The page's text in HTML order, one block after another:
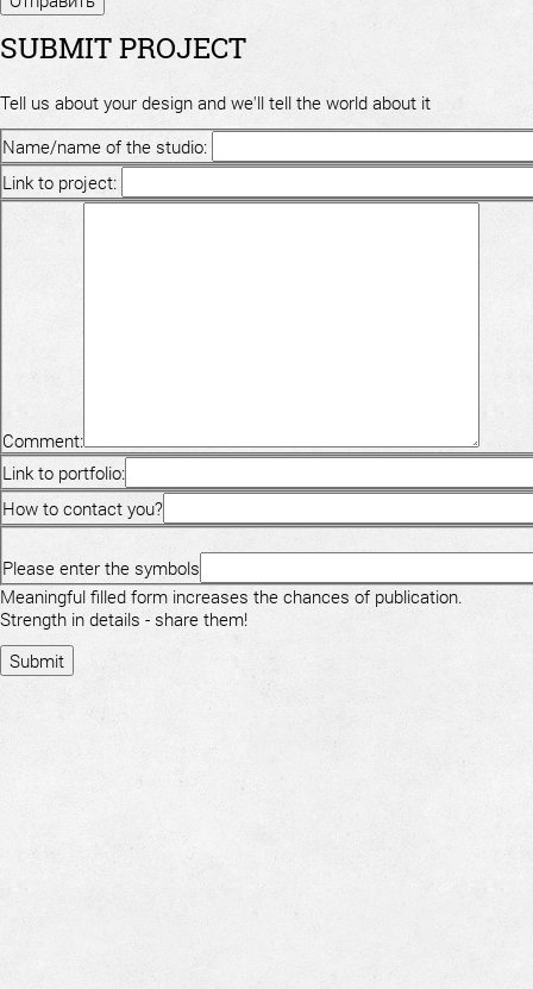
SUBMIT PROJECT
Tell us about your design and we'll tell the world about it
Name/name of the studio:
Link to project:
Comment:
Link to portfolio:
How to contact you?
Please enter the symbols
Meaningful filled form increases the chances of publication.
Strength in details - share them!